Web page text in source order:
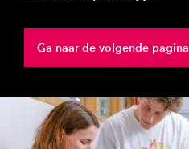
Ga naar de volgende pagina